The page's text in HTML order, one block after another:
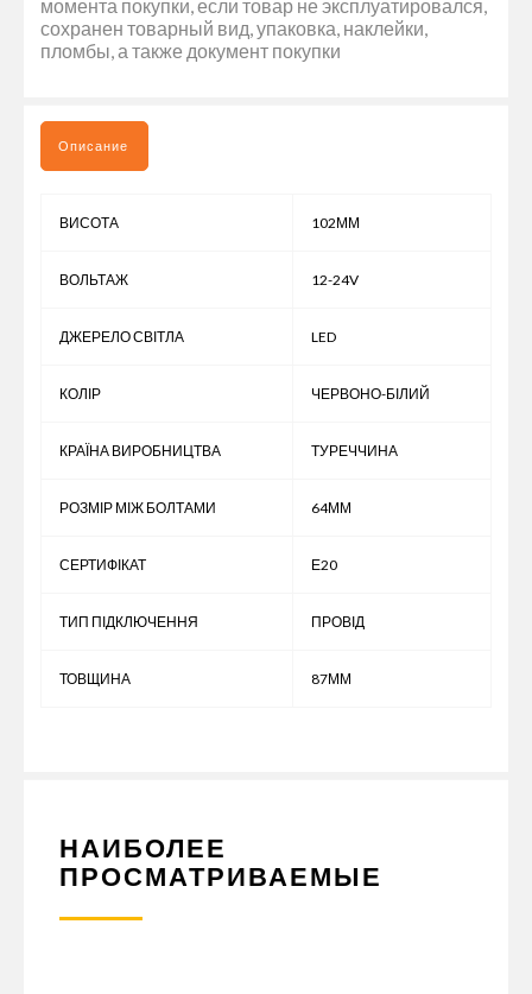
момента покупки, если товар не эксплуатировался,
сохранен товарный вид, упаковка, наклейки,
пломбы, а также документ покупки
Описание
ВИСОТА 102ММ
ВОЛЬТАЖ 12-24V
ДЖЕРЕЛО СВІТЛА LED
КОЛІР ЧЕРВОНО-БІЛИЙ
КРАЇНА ВИРОБНИЦТВА ТУРЕЧЧИНА
РОЗМІР МІЖ БОЛТАМИ 64ММ
СЕРТИФІКАТ Е20
ТИП ПІДКЛЮЧЕННЯ ПРОВІД
ТОВЩИНА 87ММ
НАИБОЛЕЕ
ПРОСМАТРИВАЕМЫЕ